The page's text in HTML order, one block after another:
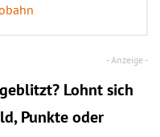
Lohnt sich
Punkte oder